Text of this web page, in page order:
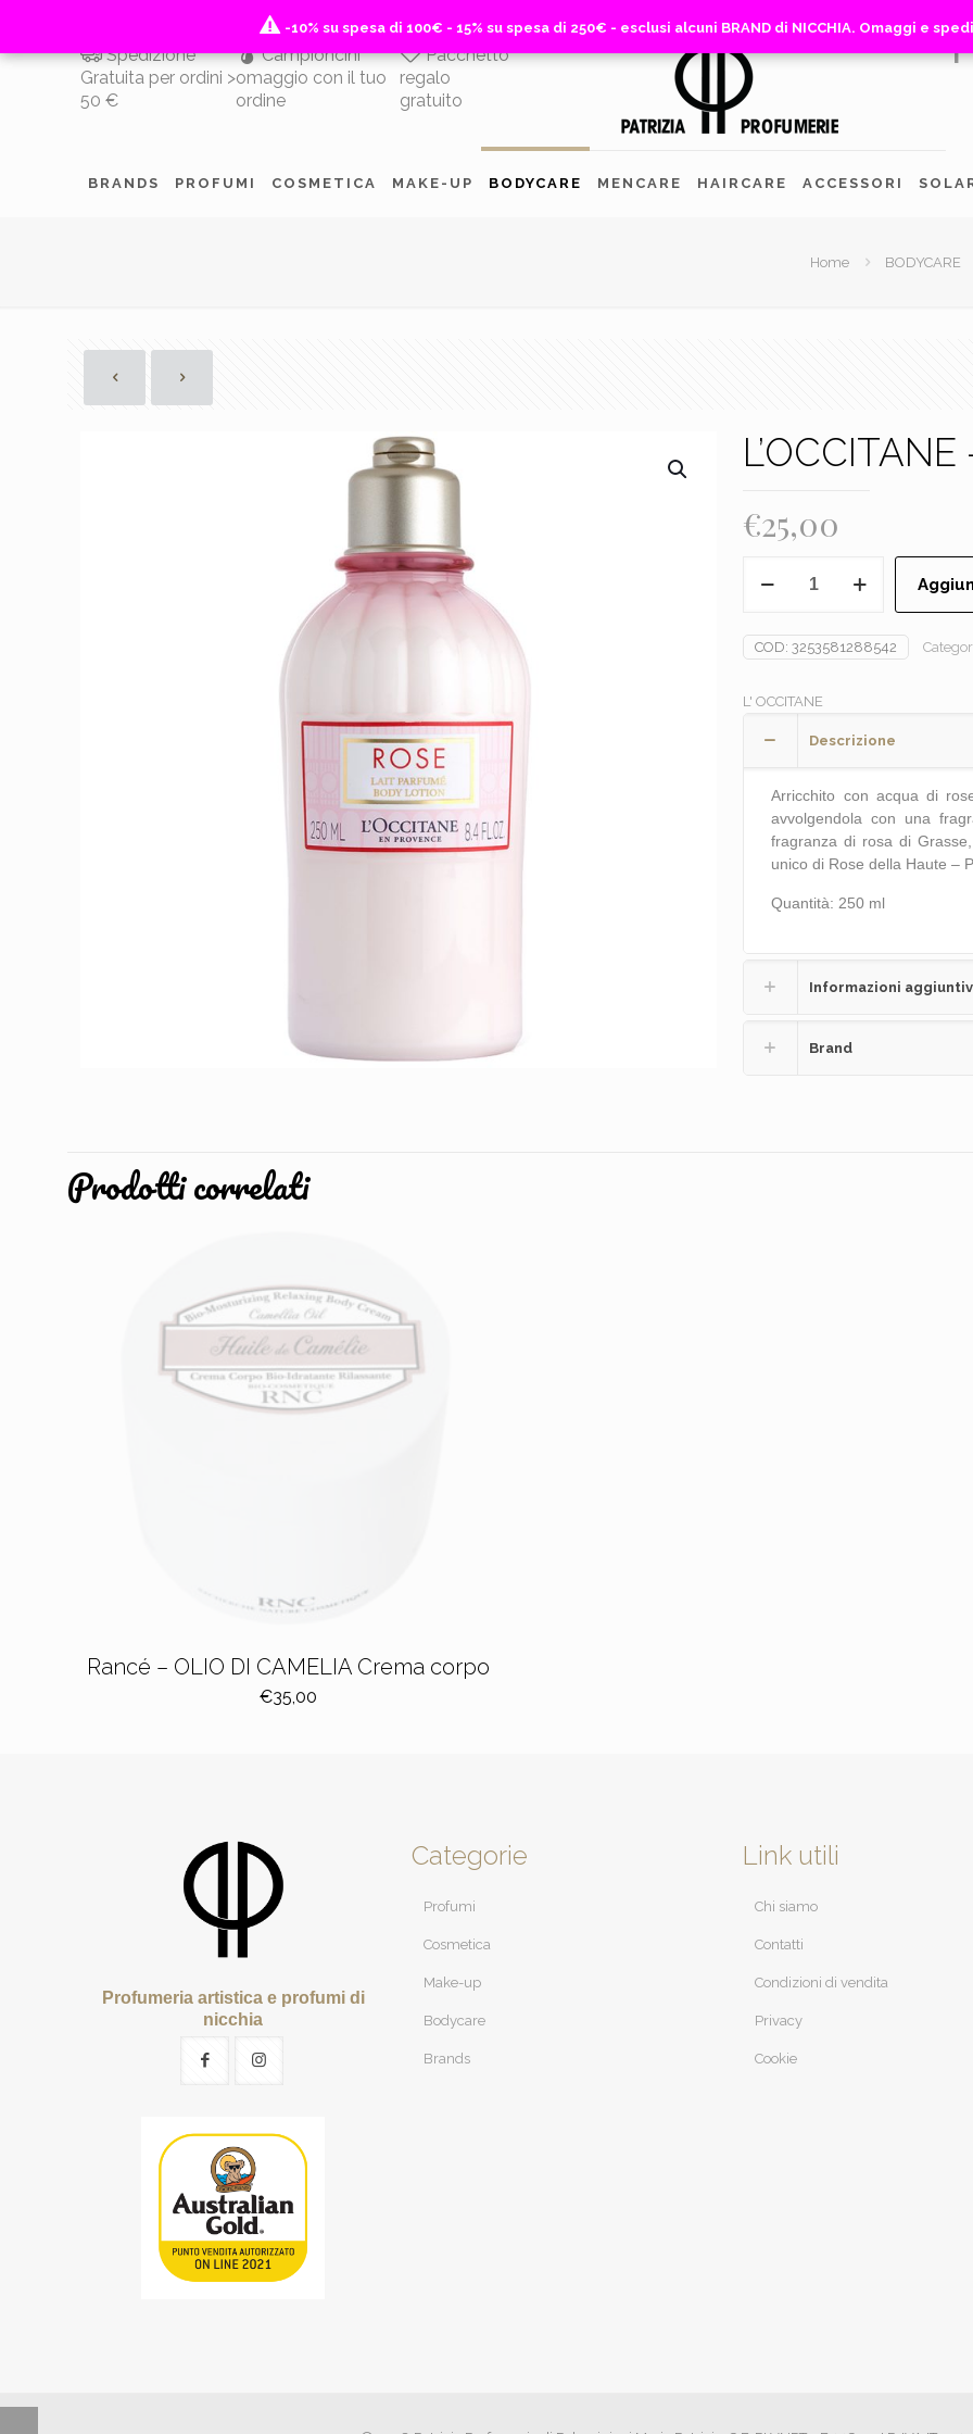
Spedizione
Gratuita per ordini >
50 €
Campioncini
omaggio con il tuo
ordine
Pacchetto
regalo
gratuito
BRANDS PROFUMI COSMETICA MAKE-UP BODYCARE MENCARE HAIRCARE ACCESSORI
Home BODYCARE
€25,00
Latte
corpo
COD: 3253581288542
L' OCCITANE
Descrizione
Arricchito con acqua di
avvolgendola con una
fragranza di rosa di
unico di Rose della Haute –
Quantità: 250 ml
Informazioni
Brand
Prodotti correlati
Rancé – OLIO DI CAMELIA Crema corpo
€35,00
Profumeria artistica e profumi di
nicchia
Categorie
Profumi
Cosmetica
Make-up
Bodycare
Brands
Link utili
Chi siamo
Contatti
Condizioni di vendita
Privacy
Cookie
-10% su spesa di 100€ - 15% su spesa di 250€ - esclusi alcuni BRAND di NICCHIA. Omaggi e
-10% su spesa di 100€ - 15% su spesa di 250€ - esclusi alcuni BRAND di NICCHIA. Omaggi e